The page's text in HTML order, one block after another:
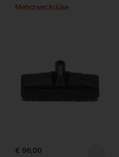
Mehrzweckdüse
€ 96,00